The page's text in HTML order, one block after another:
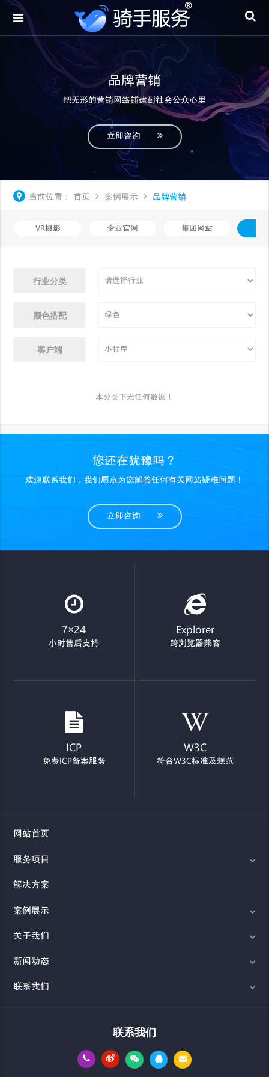
品牌营销
把无形的营销网络铺建到社会公众心里
立即咨询
当前位置： 首页 案例展示 品牌营销
VR摄影 企业官网 集团网站
行业分类
颜色搭配
客户端
本分类下无任何数据！
您还在犹豫吗？
欢迎联系我们，我们愿意为您解答任何有关网站疑难问题！
立即咨询
7×24
小时售后支持
Explorer
跨浏览器兼容
ICP
免费ICP备案服务
W3C
符合W3C标准及规范
网站首页
服务项目
解决方案
案例展示
关于我们
新闻动态
联系我们
联系我们